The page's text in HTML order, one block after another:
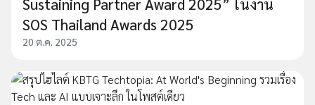
SOS Thailand Awards 2025
20 ต.ค. 2025